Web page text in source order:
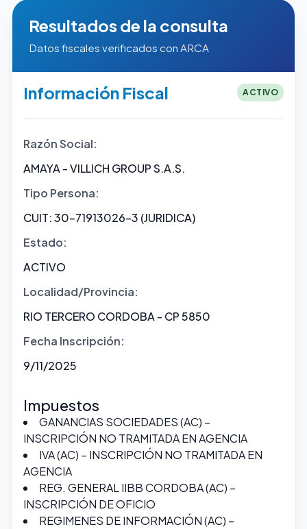
Resultados de la consulta
Datos fiscales verificados con ARCA
Información Fiscal ACTIVO
Razón Social:
AMAYA - VILLICH GROUP S.A.S.
Tipo Persona:
CUIT: 30-71913026-3 (JURIDICA)
Estado:
ACTIVO
Localidad/Provincia:
RIO TERCERO CORDOBA - CP 5850
Fecha Inscripción:
9/11/2025
Impuestos
GANANCIAS SOCIEDADES (AC) –
INSCRIPCIÓN NO TRAMITADA EN AGENCIA
IVA (AC) – INSCRIPCIÓN NO TRAMITADA EN
AGENCIA
REG. GENERAL IIBB CORDOBA (AC) –
INSCRIPCIÓN DE OFICIO
REGIMENES DE INFORMACIÓN (AC) –